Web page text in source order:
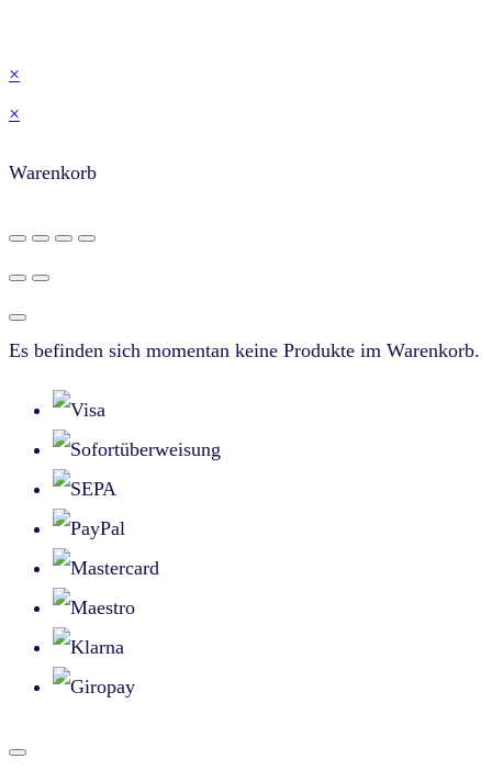
×
×
Warenkorb
Es befinden sich momentan keine Produkte im Warenkorb.